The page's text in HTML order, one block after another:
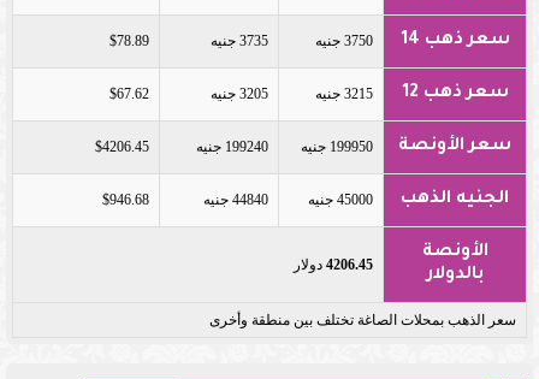
سعر ذهب 14 3750 جنيه 3735 جنيه $78.89
سعر ذهب 12 3215 جنيه 3205 جنيه $67.62
سعر الأونصة 199950 جنيه 199240 جنيه $4206.45
الجنيه الذهب 45000 جنيه 44840 جنيه $946.68
الأونصة
بالدولار
4206.45 دولار
سعر الذهب بمحلات الصاغة تختلف بين منطقة وأخرى